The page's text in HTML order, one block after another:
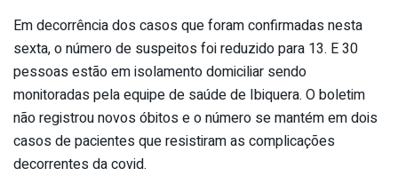
Em decorrência dos casos que foram confirmadas nesta
sexta, o número de suspeitos foi reduzido para 13. E 30
pessoas estão em isolamento domiciliar sendo
monitoradas pela equipe de saúde de Ibiquera. O boletim
não registrou novos óbitos e o número se mantém em dois
casos de pacientes que resistiram as complicações
decorrentes da covid.